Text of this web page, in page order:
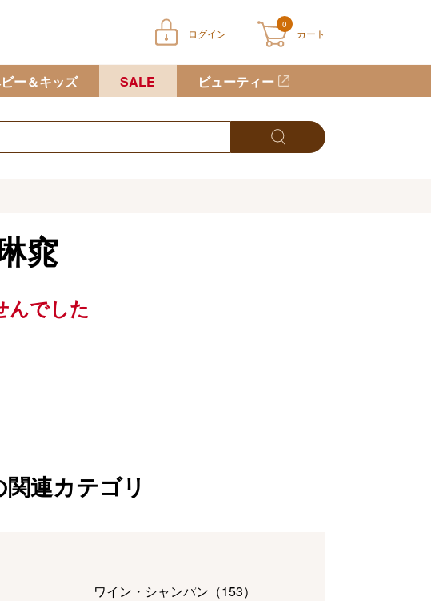
ログイン
0
カート
カートに商品が入っていません
ー＆キッズ SALE ビューティー
窕
んでした
連カテゴリ
ワイン・シャンパン （153）